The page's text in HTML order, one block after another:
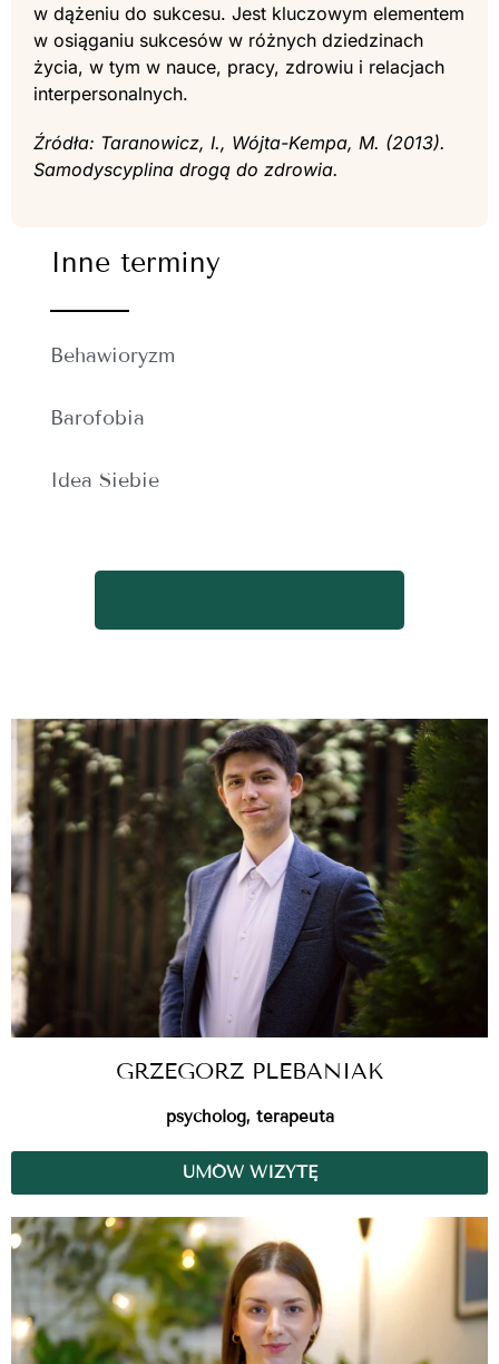
w dążeniu do sukcesu. Jest kluczowym elementem
w osiąganiu sukcesów w różnych dziedzinach
życia, w tym w nauce, pracy, zdrowiu i relacjach
interpersonalnych.
Źródła: Taranowicz, I., Wójta-Kempa, M. (2013).
Samodyscyplina drogą do zdrowia.
Inne terminy
Behawioryzm
Barofobia
Idea Siebie
GRZEGORZ PLEBANIAK
psycholog, terapeuta
UMÓW WIZYTĘ